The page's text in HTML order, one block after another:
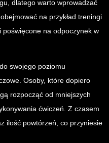
dlatego warto wprowadzać
na przykład treningi
poświęcone na odpoczynek w
swojego poziomu
Osoby, które dopiero
rozpocząć od mniejszych
ćwiczeń. Z czasem
ilość powtórzeń, co przyniesie